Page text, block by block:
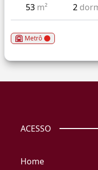
53 m² 2
Metrô
ACESSO
Home